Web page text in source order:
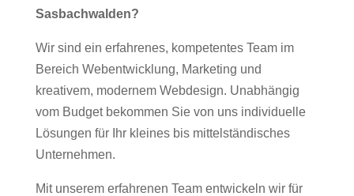
Sasbachwalden?
Wir sind ein erfahrenes, kompetentes Team im
Bereich Webentwicklung, Marketing und
kreativem, modernem Webdesign. Unabhängig
vom Budget bekommen Sie von uns individuelle
Lösungen für Ihr kleines bis mittelständisches
Unternehmen.
Mit unserem erfahrenen Team entwickeln wir für